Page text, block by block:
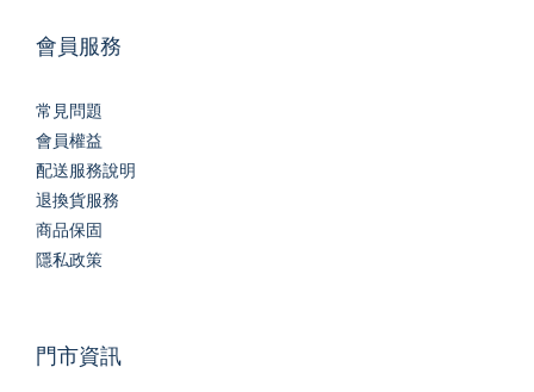
會員服務
常見問題
會員權益
配送服務說明
退換貨服務
商品保固
隱私政策
門市資訊